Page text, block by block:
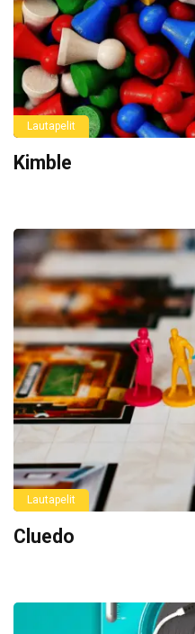
Lautapelit
Kimble
Lautapelit
Cluedo